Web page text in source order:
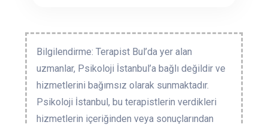
Bilgilendirme: Terapist Bul’da yer alan
uzmanlar, Psikoloji İstanbul’a bağlı değildir ve
hizmetlerini bağımsız olarak sunmaktadır.
Psikoloji İstanbul, bu terapistlerin verdikleri
hizmetlerin içeriğinden veya sonuçlarından